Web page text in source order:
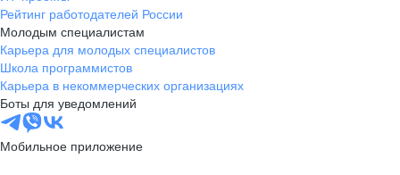
Рейтинг работодателей России
Молодым специалистам
Карьера для молодых специалистов
Школа программистов
Карьера в некоммерческих организациях
Боты для уведомлений
Мобильное приложение